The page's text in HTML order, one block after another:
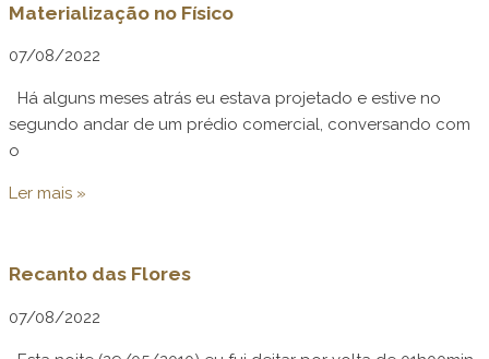
Materialização no Físico
07/08/2022
Há alguns meses atrás eu estava projetado e estive no
segundo andar de um prédio comercial, conversando com
o
Ler mais »
Recanto das Flores
07/08/2022